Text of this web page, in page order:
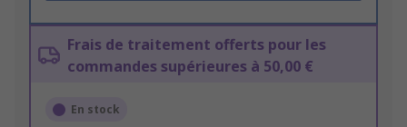
Frais de traitement offerts pour les
commandes supérieures à 50,00 €
En stock